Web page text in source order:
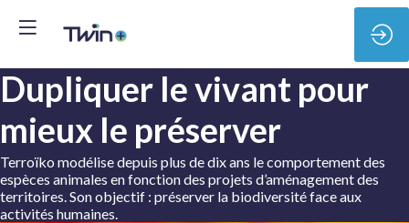
Dupliquer le vivant pour
mieux le préserver
Terroïko modélise depuis plus de dix ans le comportement des
espèces animales en fonction des projets d’aménagement des
territoires. Son objectif : préserver la biodiversité face aux
activités humaines.